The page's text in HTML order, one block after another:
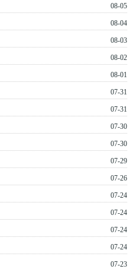
08-05
08-04
08-03
08-02
08-01
07-31
07-31
07-30
07-30
07-29
07-26
07-24
07-24
07-24
07-24
07-23